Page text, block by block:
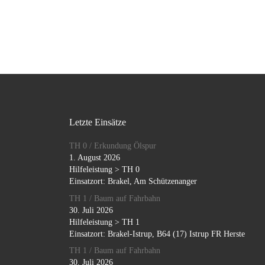
Letzte Einsätze
TH 0 / Erkundung Ölspur
1. August 2026
Hilfeleistung > TH 0
Einsatzort: Brakel, Am Schützenanger
TH 1 / Baum auf Fahrbahn
30. Juli 2026
Hilfeleistung > TH 1
Einsatzort: Brakel-Istrup, B64 (17) Istrup FR Herste
TH 1 / Baum auf Fahrbahn
30. Juli 2026